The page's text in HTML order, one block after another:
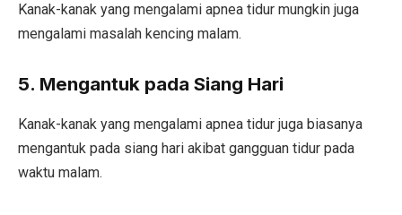
Kanak-kanak yang mengalami apnea tidur mungkin juga
mengalami masalah kencing malam.
5. Mengantuk pada Siang Hari
Kanak-kanak yang mengalami apnea tidur juga biasanya
mengantuk pada siang hari akibat gangguan tidur pada
waktu malam.